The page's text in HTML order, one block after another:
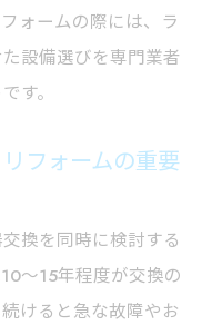
ォームの際には、ラ
設備選びを専門業者
す。
フォームの重要
換を同時に検討する
～15年程度が交換の
けると急な故障やお